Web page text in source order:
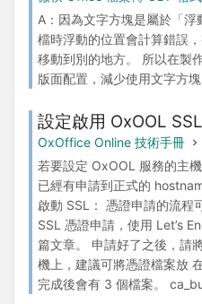
A：因為文字方塊是屬於「
檔時浮動的位置會計算錯誤
移動到別的地方。 所以在製
版面配置，減少使用文字方塊
設定啟用 OxOOL
OxOffice Online 技術手冊
若要設定 OxOOL 服務的主
已經有申請到正式的
啟動 SSL： 憑證申請的流程
SSL 憑證申請，使用 Let’s
篇文章。 申請好了之後，請
機上，建議可將憑證檔案放
完成後會有 3 個檔案。